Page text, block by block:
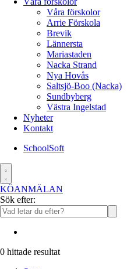
Våra förskolor
Arrie Förskola
Brevik
Lännersta
Mariastaden
Nacka Strand
Nya Hovås
Saltsjö-Boo (Nacka)
Sundbyberg
Västra Ingelstad
Nyheter
Kontakt
SchoolSoft
KÖANMÄLAN
Sök efter:
0 hittade resultat